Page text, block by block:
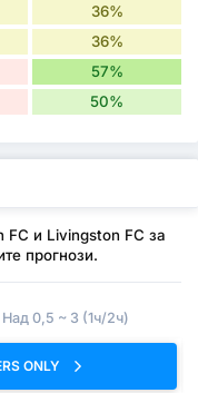
36%
36%
57%
50%
FC и Livingston FC за
прогнози.
Над 0,5 ~ 3 (1ч/2ч)
ONLY